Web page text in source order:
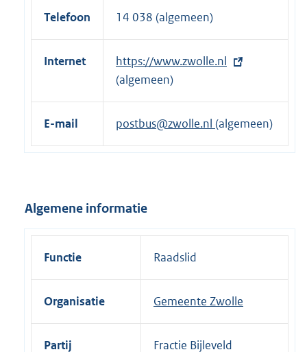
Telefoon 14 038 (algemeen)
Internet
E
x
t
r
n
i
n
https://www.zwolle.nl
(algemeen)
E-mail postbus@zwolle.nl (algemeen)
Algemene informatie
Functie Raadslid
Organisatie Gemeente Zwolle
Partij Fractie Bijleveld